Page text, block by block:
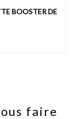
BOOSTER DE
faire